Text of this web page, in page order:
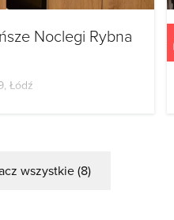
Noclegi Rybna
Łódź
wszystkie (8)